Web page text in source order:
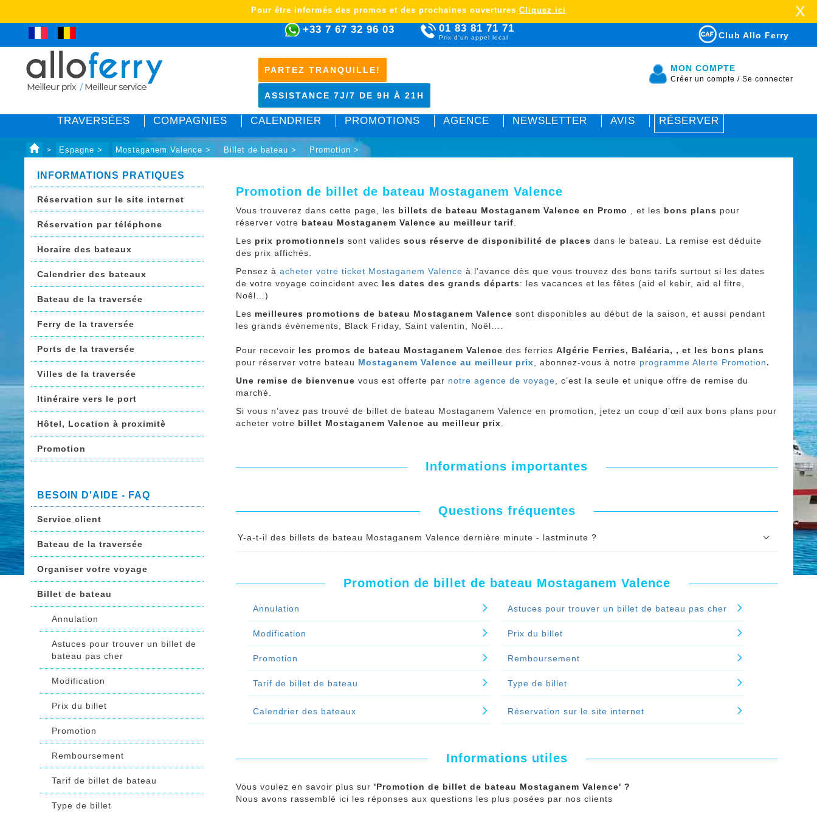
+33 7 67 32 96 03 01 83 81 71 71
Prix d'un appel local Club Allo Ferry
PARTEZ TRANQUILLE!
ASSISTANCE 7J/7 DE 9H À 21H
MON COMPTE
Créer un compte / Se connecter
TRAVERSÉES COMPAGNIES CALENDRIER PROMOTIONS AGENCE NEWSLETTER AVIS RÉSERVER
Pour être informés des promos et des prochaines ouvertures Cliquez ici X
> Espagne > Mostaganem Valence > Billet de bateau > Promotion >
INFORMATIONS PRATIQUES
Réservation sur le site internet
Réservation par téléphone
Horaire des bateaux
Calendrier des bateaux
Bateau de la traversée
Ferry de la traversée
Ports de la traversée
Villes de la traversée
Itinéraire vers le port
Hôtel, Location à proximitè
Promotion
BESOIN D'AIDE - FAQ
Service client
Bateau de la traversée
Organiser votre voyage
Billet de bateau
Annulation
Astuces pour trouver un billet de
bateau pas cher
Modification
Prix du billet
Promotion
Remboursement
Tarif de billet de bateau
Type de billet
Promotion de billet de bateau Mostaganem Valence
Vous trouverez dans cette page, les billets de bateau Mostaganem Valence en Promo , et les bons plans pour
réserver votre bateau Mostaganem Valence au meilleur tarif
Les prix promotionnels sont validessous réserve de disponibilité de places dans le bateau. La remise est déduite
des prix affichés.
Pensez àacheter votre ticket Mostaganem Valence à l'avance dès que vous trouvez des bons tarifs surtout si les dates
de votre voyage coincident avec les dates des grands départs: les vacances et les fêtes (aid el kebir, aid el fitre,
Noêl…)
Les meilleures promotions de bateau Mostaganem Valencesont disponibles au début de la saison, et aussi pendant
les grands événements, Black Friday, Saint valentin, Noël….
Pour recevoir les promos de bateau Mostaganem Valencedes ferries Algérie Ferries, Baléaria, , et les bons plans
pour réserver votre bateau Mostaganem Valence au meilleur prix , abonnez-vous à notre programme Alerte Promotion.
Une remise de bienvenue vous est offerte par notre agence de voyage , c’est la seule et unique offre de remise du
marché.
Si vous n’avez pas trouvé de billet de bateau Mostaganem Valence en promotion, jetez un coup d’œil aux bons plans pour
acheter votre billet Mostaganem Valence au meilleur prix
Informations importantes
Questions fréquentes
Y-a-t-il des billets de bateau Mostaganem Valence dernière minute - lastminute ?
Promotion de billet de bateau Mostaganem Valence
Annulation Astuces pour trouver un billet de bateau pas cher
Modification Prix du billet
Promotion Remboursement
Tarif de billet de bateau Type de billet
Calendrier des bateaux Réservation sur le site internet
Informations utiles
Vous voulez en savoir plus sur'Promotion de billet de bateau Mostaganem Valence' ?
Nous avons rassemblé ici les réponses aux questions les plus posées par nos clients